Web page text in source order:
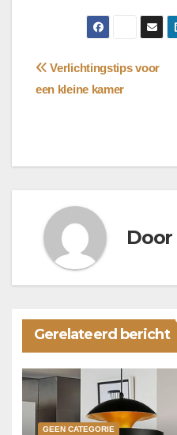
Bericht
Verlichtingstips voor
een kleine kamer
Door
Gerelateerd bericht
GEEN CATEGORIE